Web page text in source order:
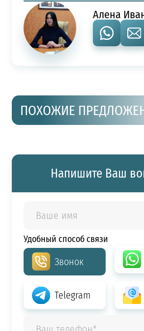
Алена
ПОХОЖИЕ
Напишите Ваш
Удобный способ связи
Звонок
Telegram